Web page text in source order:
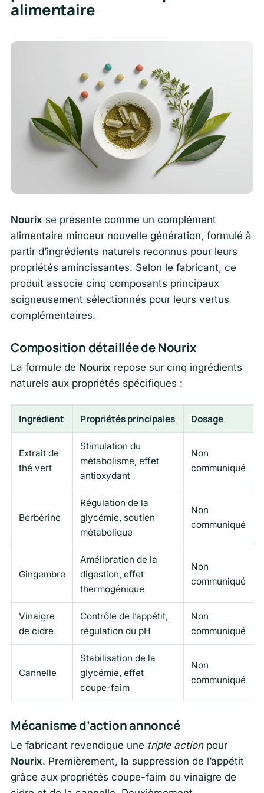
alimentaire
Nourix se présente comme un complément
alimentaire minceur nouvelle génération, formulé à
partir d’ingrédients naturels reconnus pour leurs
propriétés amincissantes. Selon le fabricant, ce
produit associe cinq composants principaux
soigneusement sélectionnés pour leurs vertus
complémentaires.
Composition détaillée de Nourix
La formule de Nourix repose sur cinq ingrédients
naturels aux propriétés spécifiques :
Ingrédient Propriétés principales Dosage
Extrait de
thé vert
Stimulation du
métabolisme, effet
antioxydant
Non
communiqué
Berbérine
Régulation de la
glycémie, soutien
métabolique
Non
communiqué
Gingembre
Amélioration de la
digestion, effet
thermogénique
Non
communiqué
Vinaigre
de cidre
Contrôle de l’appétit,
régulation du pH
Non
communiqué
Cannelle
Stabilisation de la
glycémie, effet
coupe-faim
Non
communiqué
Mécanisme d’action annoncé
Le fabricant revendique une triple actionpour
Nourix. Premièrement, la suppression de l’appétit
grâce aux propriétés coupe-faim du vinaigre de